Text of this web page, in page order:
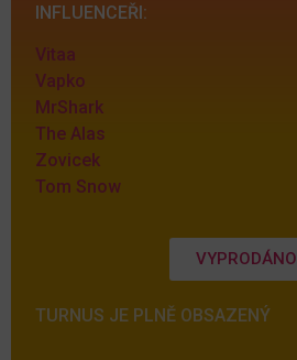
INFLUENCEŘI:
Vitaa
Vapko
MrShark
The Alas
Zovicek
Tom Snow
VYPRODÁNO
TURNUS JE PLNĚ OBSAZENÝ